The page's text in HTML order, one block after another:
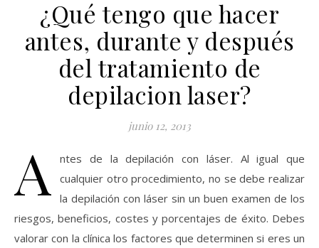
¿Qué tengo que hacer
antes, durante y después
del tratamiento de
depilacion laser?
junio 12, 2013
A
ntes de la depilación con láser. Al igual que
cualquier otro procedimiento, no se debe realizar
la depilación con láser sin un buen examen de los
riesgos, beneficios, costes y porcentajes de éxito. Debes
valorar con la clínica los factores que determinen si eres un